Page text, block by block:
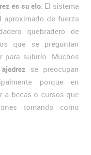
es su elo . El sistema
de fuerza
quebradero de
que se preguntan
para subirlo. Muchos
se preocupan
porque en
a becas o cursos que
tomando como